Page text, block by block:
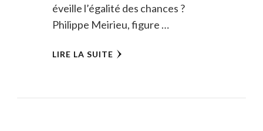
éveille l’égalité des chances ?
Philippe Meirieu, figure …
LIRE LA SUITE